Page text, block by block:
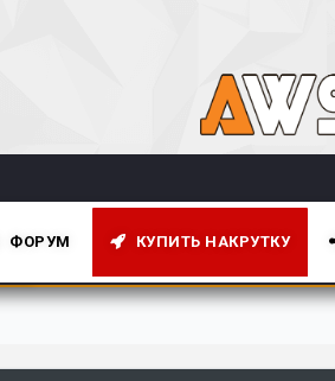
ФОРУМ КУПИТЬ НАКРУТКУ